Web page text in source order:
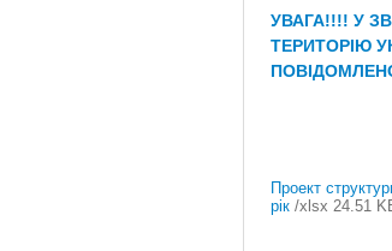
УВАГА!!!! У
ТЕРИТОРІЮ
Проект
рік /xlsx 24.51